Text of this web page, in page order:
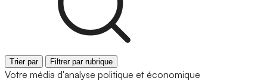
Trier par Filtrer par rubrique
Votre média d'analyse politique et économique